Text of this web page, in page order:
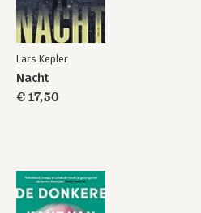
Lars Kepler
Nacht
€ 17,50